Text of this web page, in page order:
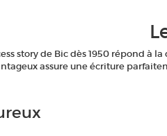
story de Bic dès 1950 répond
assure une écriture